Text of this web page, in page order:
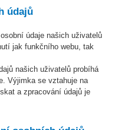
údajů
údaje našich uživatelů
jak funkčního webu, tak
našich uživatelů probíhá
Výjimka se vztahuje na
a zpracování údajů je